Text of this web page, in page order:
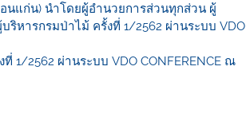
นแก่น) นำโดยผู้อำนวยการส่วนทุกส่วน ผู้
หารกรมป่าไม้ ครั้งที่ 1/2562 ผ่านระบบ VDO
1/2562 ผ่านระบบ VDO CONFERENCE ณ